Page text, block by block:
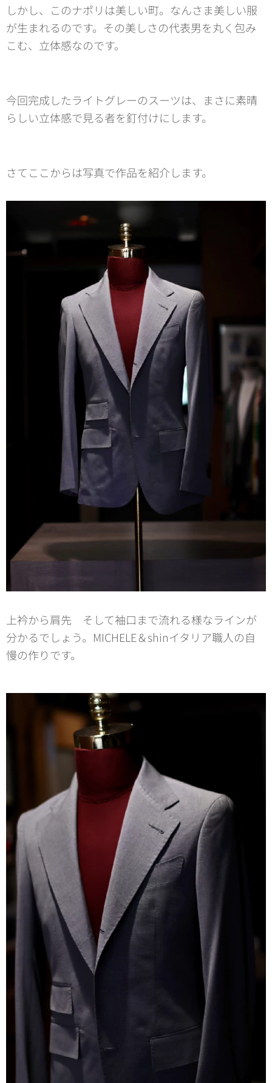
しかし、このナポリは美しい町。なんさま美しい服
が生まれるのです。その美しさの代表男を丸く包み
こむ、立体感なのです。
今回完成したライトグレーのスーツは、まさに素晴
らしい立体感で見る者を釘付けにします。
さてここからは写真で作品を紹介します。
上衿から肩先 そして袖口まで流れる様なラインが
分かるでしょう。MICHELE＆shinイタリア職人の自
慢の作りです。